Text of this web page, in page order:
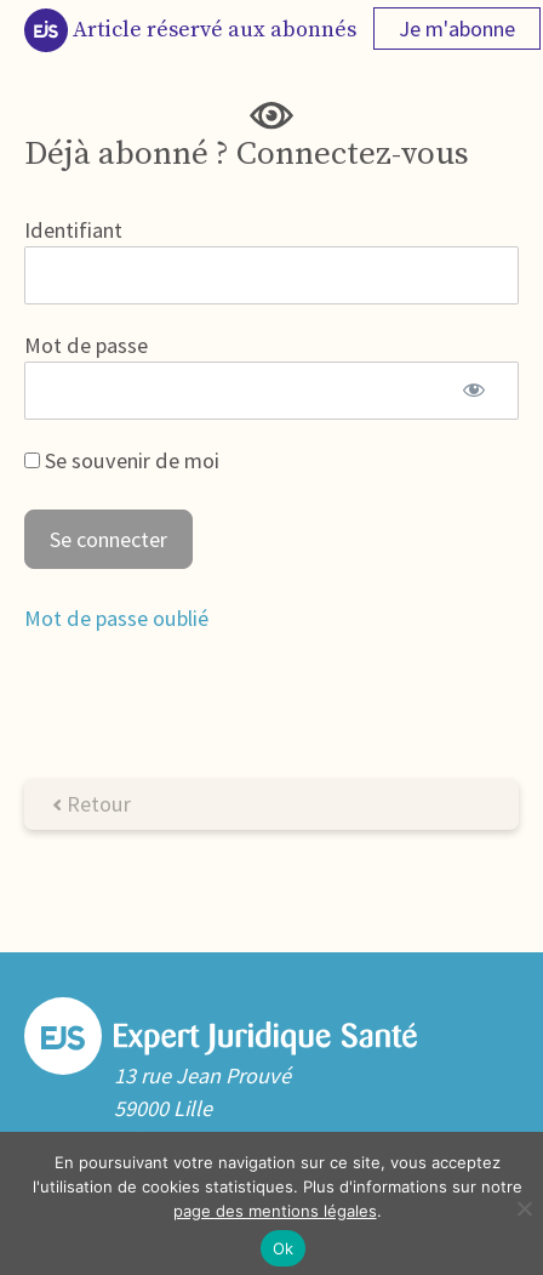
Article réservé aux abonnés Je m'abonne
Déjà abonné ? Connectez-vous
Identifiant
Mot de passe
Se souvenir de moi
Mot de passe oublié
Retour
13 rue Jean Prouvé
59000 Lille
Tél. 03 20 06 70 10
Contact
En poursuivant votre navigation sur ce site, vous acceptez
l'utilisation de cookies statistiques. Plus d'informations sur notre
page des mentions légales.
Ok